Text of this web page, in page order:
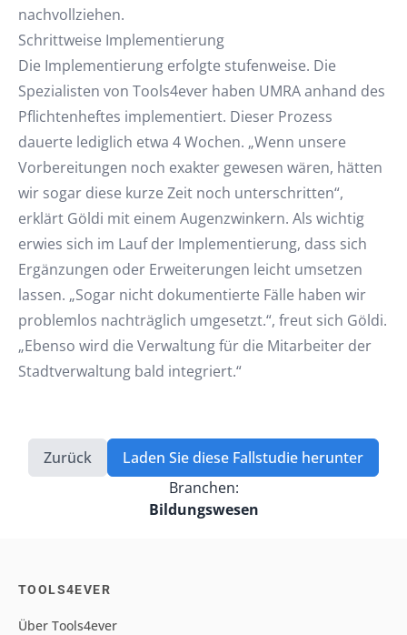
nachvollziehen.
Schrittweise Implementierung
Die Implementierung erfolgte stufenweise. Die
Spezialisten von Tools4ever haben UMRA anhand des
Pflichtenheftes implementiert. Dieser Prozess
dauerte lediglich etwa 4 Wochen. „Wenn unsere
Vorbereitungen noch exakter gewesen wären, hätten
wir sogar diese kurze Zeit noch unterschritten“,
erklärt Göldi mit einem Augenzwinkern. Als wichtig
erwies sich im Lauf der Implementierung, dass sich
Ergänzungen oder Erweiterungen leicht umsetzen
lassen. „Sogar nicht dokumentierte Fälle haben wir
problemlos nachträglich umgesetzt.“, freut sich Göldi.
„Ebenso wird die Verwaltung für die Mitarbeiter der
Stadtverwaltung bald integriert.“
Zurück
Laden Sie diese Fallstudie herunter
Branchen:
Bildungswesen
TOOLS4EVER
Über Tools4ever